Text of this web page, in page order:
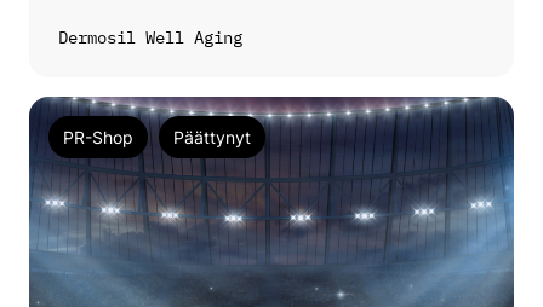
Dermosil Well Aging
PR-Shop Päättynyt